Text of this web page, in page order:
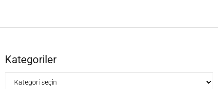
Kategoriler